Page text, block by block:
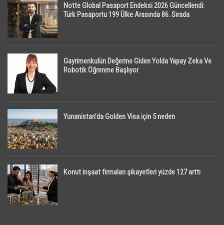
Notte Global Pasaport Endeksi 2026 Güncellendi:
Türk Pasaportu 199 Ülke Arasında 86. Sırada
Gayrimenkulün Değerine Giden Yolda Yapay Zeka Ve
Robotik Öğrenme Başlıyor
Yunanistan’da Golden Visa için 5 neden
Konut inşaat firmaları şikayetleri yüzde 127 arttı